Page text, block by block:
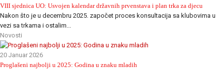
VIII sjednica UO: Usvojen kalendar državnih prvenstava i plan trka za djecu
Nakon što je u decembru 2025. započet proces konsultacija sa klubovima u
vezi sa trkama i ostalim...
Novosti
20 Januar 2026
Proglašeni najbolji u 2025: Godina u znaku mladih